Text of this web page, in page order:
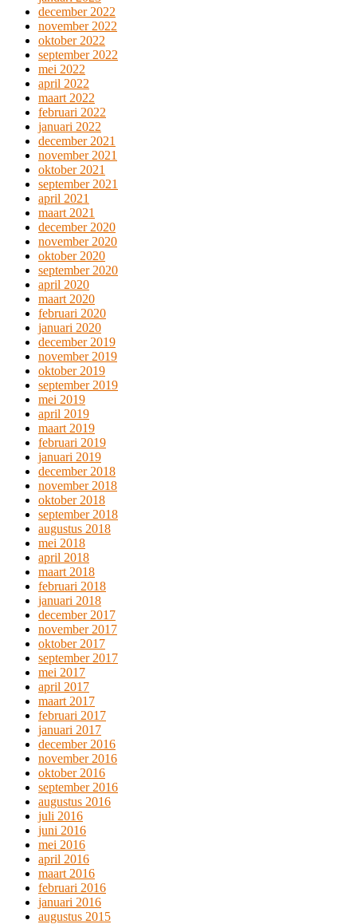
december 2022
november 2022
oktober 2022
september 2022
mei 2022
april 2022
maart 2022
februari 2022
januari 2022
december 2021
november 2021
oktober 2021
september 2021
april 2021
maart 2021
december 2020
november 2020
oktober 2020
september 2020
april 2020
maart 2020
februari 2020
januari 2020
december 2019
november 2019
oktober 2019
september 2019
mei 2019
april 2019
maart 2019
februari 2019
januari 2019
december 2018
november 2018
oktober 2018
september 2018
augustus 2018
mei 2018
april 2018
maart 2018
februari 2018
januari 2018
december 2017
november 2017
oktober 2017
september 2017
mei 2017
april 2017
maart 2017
februari 2017
januari 2017
december 2016
november 2016
oktober 2016
september 2016
augustus 2016
juli 2016
juni 2016
mei 2016
april 2016
maart 2016
februari 2016
januari 2016
augustus 2015